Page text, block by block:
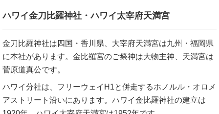
ハワイ金刀比羅神社・ハワイ太宰府天満宮
金刀比羅神社は四国・香川県、大宰府天満宮は九州・福岡県
に本社があります。金比羅宮のご祭神は大物主神、天満宮は
菅原道真公です。
ハワイ分社は、フリーウェイH1と併走するホノルル・オロメ
アストリート沿いにあります。ハワイ金比羅神社の建立は